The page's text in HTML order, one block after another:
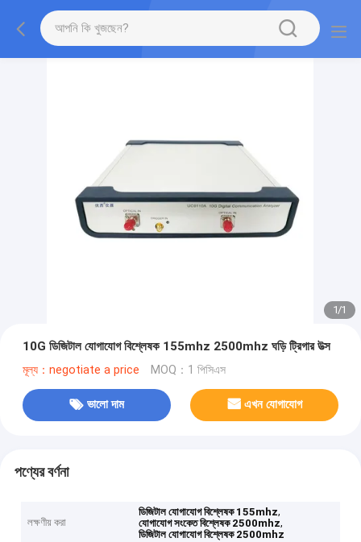
1/1
10G ডিজিটাল যোগাযোগ বিশ্লেষক 155mhz 2500mhz ঘড়ি ট্রিগার উত্স
মূল্য：negotiate a price MOQ：1 পিসিএস
ভালো দাম এখন যোগাযোগ
পণ্যের বর্ণনা
লক্ষণীয় করা
ডিজিটাল যোগাযোগ বিশ্লেষক 155mhz,
যোগাযোগ সংকেত বিশ্লেষক 2500mhz,
ডিজিটাল যোগাযোগ বিশ্লেষক 2500mhz